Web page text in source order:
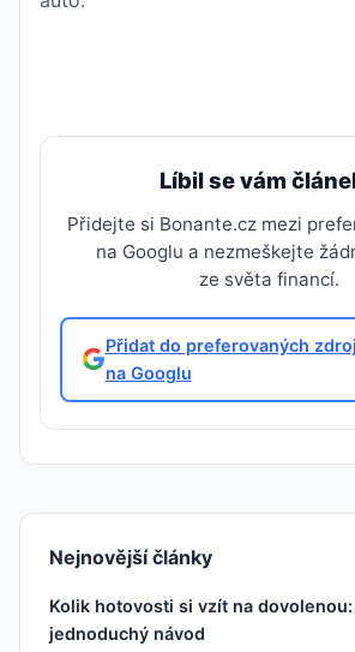
Líbil se vám
Přidejte si Bonante.cz mezi
na Googlu a nezmeškejte
ze světa financí.
Přidat do preferovaných
na Googlu
Nejnovější články
Kolik hotovosti si vzít na dovolenou:
jednoduchý návod